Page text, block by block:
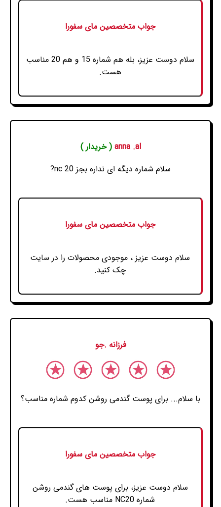
جواب متخصصین مای سفورا
سلام دوست عزیز، بله هم شماره 15 و هم 20 مناسب
هست.
anna .al ( خریدار )
سلام شماره دیگه ای نداره بجز nc 20?
جواب متخصصین مای سفورا
سلام دوست عزیز ، موجودی محصولات را در سایت
چک کنید.
فرزانه .جو
با سلام... برای پوست گندمی روشن کدوم شماره مناسب؟
جواب متخصصین مای سفورا
سلام دوست عزیز، برای پوست های گندمی روشن
شماره NC20 مناسب هست.